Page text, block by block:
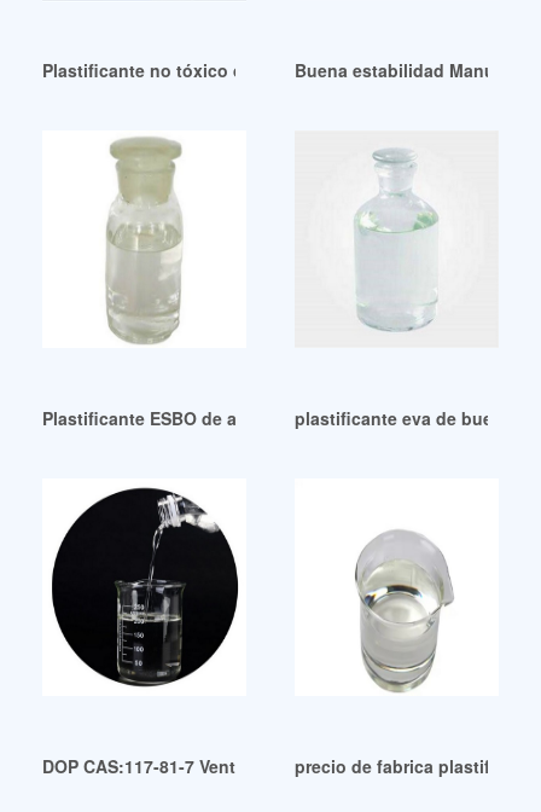
Plastificante no tóxico de PVC (cloruro de polivinilo) Brasil
Buena estabilidad Manual
Plastificante ESBO de alta calidad para PVC en Perú
plastificante eva de buena
DOP CAS:117-81-7 Venta caliente de plastificante de
precio de fabrica